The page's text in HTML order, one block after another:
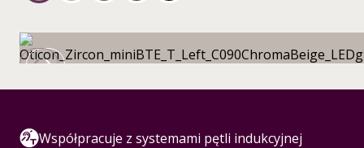
Współpracuje z systemami pętli indukcyjnej